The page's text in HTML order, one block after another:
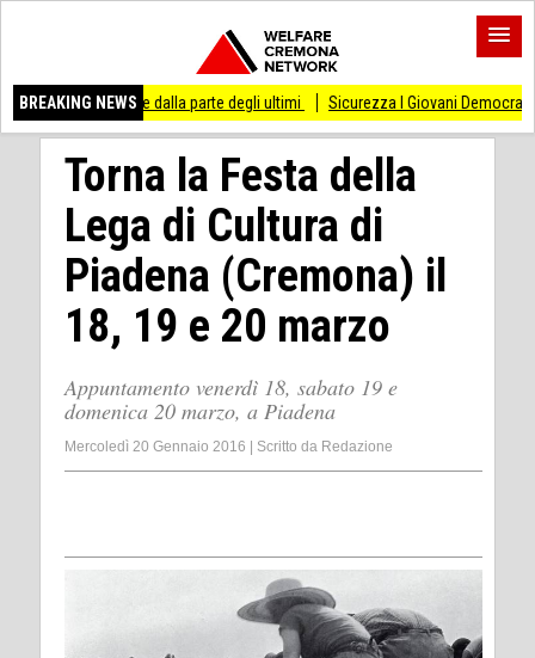
BREAKING NEWS
dalla parte degli ultimi Sicurezza I Giovani Democratici ribattono ai
Torna la Festa della
Lega di Cultura di
Piadena (Cremona) il
18, 19 e 20 marzo
Appuntamento venerdì 18, sabato 19 e
domenica 20 marzo, a Piadena
Mercoledì 20 Gennaio 2016 Scritto da Redazione